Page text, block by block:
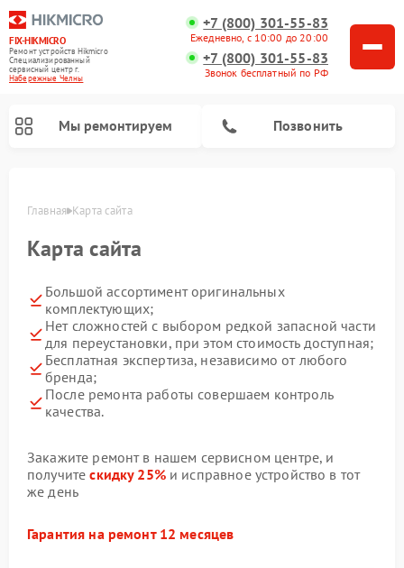
FIX-HIKMICRO
Ремонт устройств Hikmicro
Специализированный
cервисный центр г.
Набережные Челны
+7 (800) 301-55-83
Ежедневно, с 10:00 до 20:00
+7 (800) 301-55-83
Звонок бесплатный по РФ
Мы ремонтируем Позвонить
Главная Карта сайта
Карта сайта
Большой ассортимент оригинальных
комплектующих;
Нет сложностей с выбором редкой запасной части
для переустановки, при этом стоимость доступная;
Бесплатная экспертиза, независимо от любого
бренда;
После ремонта работы совершаем контроль
качества.
Закажите ремонт в нашем сервисном центре, и
получитескидку 25%и исправное устройство в тот
же день
Гарантия на ремонт 12 месяцев